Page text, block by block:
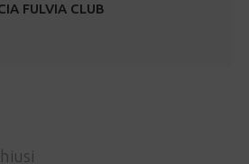
FULVIA CLUB